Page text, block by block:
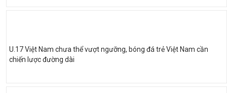
U.17 Việt Nam chưa thể vượt ngưỡng, bóng đá trẻ Việt Nam cần
chiến lược đường dài